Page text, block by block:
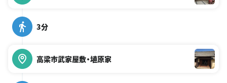
3分
高梁市武家屋敷・埴原家